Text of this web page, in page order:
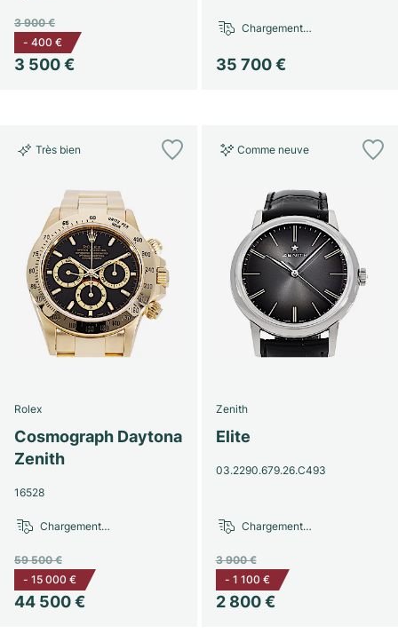
3 500 €
3 900 €
- 400 €
35 700 €
Chargement…
Très bien
Rolex
Cosmograph Daytona
Zenith
16528
44 500 €
59 500 €
- 15 000 €
Chargement…
Comme neuve
Zenith
Elite
03.2290.679.26.C493
2 800 €
3 900 €
- 1 100 €
Chargement…